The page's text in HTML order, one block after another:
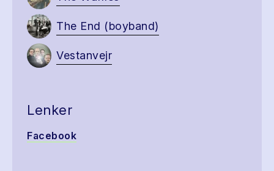
The End (boyband)
Vestanvejr
Lenker
Facebook